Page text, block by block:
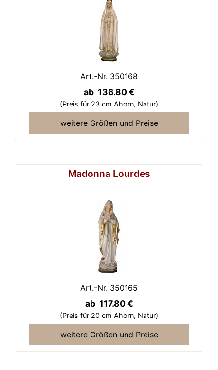
Art.-Nr. 350168
ab 136.80 €
(Preis für 23 cm Ahorn, Natur)
weitere Größen und Preise
Madonna Lourdes
Art.-Nr. 350165
ab 117.80 €
(Preis für 20 cm Ahorn, Natur)
weitere Größen und Preise